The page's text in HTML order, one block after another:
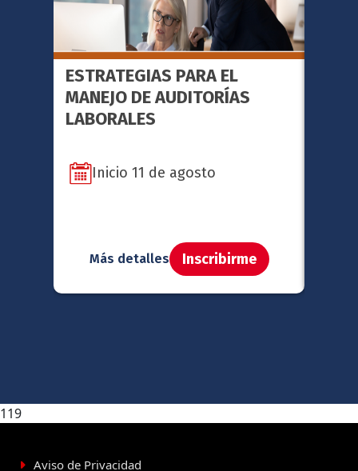
ESTRATEGIAS PARA EL
MANEJO DE AUDITORÍAS
LABORALES
Inicio 11 de agosto
Más detalles Inscribirme
119
Aviso de Privacidad